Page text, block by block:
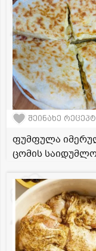
შეინახე
ფუმფულა
ცომის